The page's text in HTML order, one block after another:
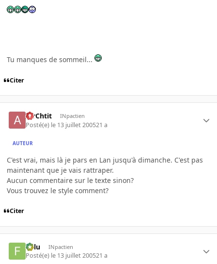
Tu manques de sommeil...
Citer
AirChtit INpactien
Posté(e) le 13 juillet 200521 a
AUTEUR
C'est vrai, mais là je pars en Lan jusqu'à dimanche. C'est pas
maintenant que je vais rattraper.
Aucun commentaire sur le texte sinon?
Vous trouvez le style comment?
Citer
Fulu INpactien
Posté(e) le 13 juillet 200521 a